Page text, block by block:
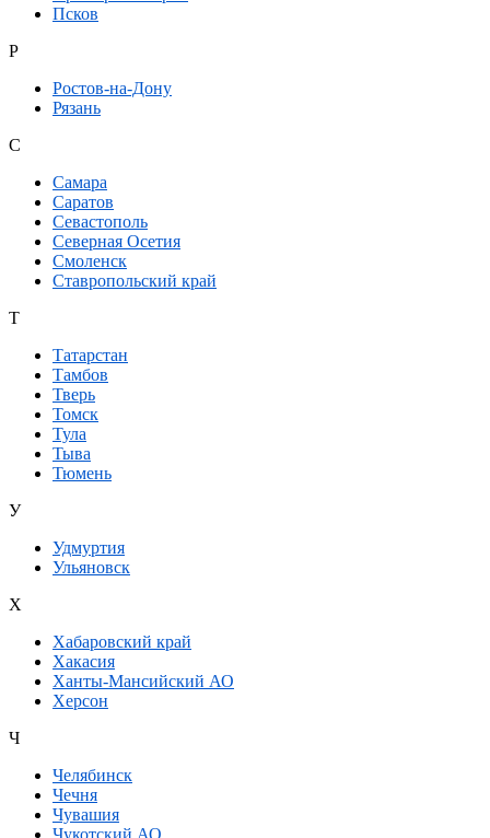
Псков
Р
Ростов-на-Дону
Рязань
С
Самара
Саратов
Севастополь
Северная Осетия
Смоленск
Ставропольский край
Т
Татарстан
Тамбов
Тверь
Томск
Тула
Тыва
Тюмень
У
Удмуртия
Ульяновск
Х
Хабаровский край
Хакасия
Ханты-Мансийский АО
Херсон
Ч
Челябинск
Чечня
Чувашия